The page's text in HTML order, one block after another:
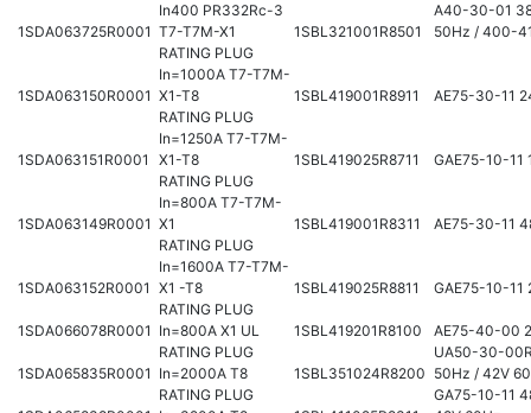
1SDA063725R0001
In400 PR332Rc-3
T7-T7M-X1
1SBL321001R8501
A40-30-01
50Hz / 400-
1SDA063150R0001
RATING PLUG
In=1000A T7-T7M-
X1-T8
1SBL419001R8911 AE75-30-11
1SDA063151R0001
RATING PLUG
In=1250A T7-T7M-
X1-T8
1SBL419025R8711 GAE75-10-11
1SDA063149R0001
RATING PLUG
In=800A T7-T7M-
X1
1SBL419001R8311 AE75-30-11
1SDA063152R0001
RATING PLUG
In=1600A T7-T7M-
X1 -T8
1SBL419025R8811 GAE75-10-11
1SDA066078R0001
RATING PLUG
In=800A X1 UL
1SBL419201R8100 AE75-40-00
1SDA065835R0001
RATING PLUG
In=2000A T8
1SBL351024R8200
UA50-30-
50Hz / 42V
RATING PLUG
GA75-10-11